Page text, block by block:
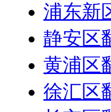
浦东新
静安区
黄浦区
徐汇区